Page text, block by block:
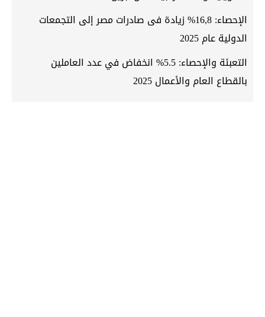
الإحصاء: 16,8% زيادة فى صادرات مصر إلى التجمعات
الدولية عام 2025
التعبئة والإحصاء: 5.5% انخفاض في عدد العاملين
بالقطاع العام والأعمال 2025